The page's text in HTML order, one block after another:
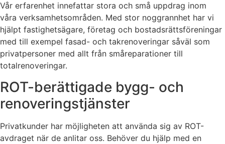
Vår erfarenhet innefattar stora och små uppdrag inom
våra verksamhetsområden. Med stor noggrannhet har vi
hjälpt fastighetsägare, företag och bostadsrättsföreningar
med till exempel fasad- och takrenoveringar såväl som
privatpersoner med allt från småreparationer till
totalrenoveringar.
ROT-berättigade bygg- och
renoveringstjänster
Privatkunder har möjligheten att använda sig av ROT-
avdraget när de anlitar oss. Behöver du hjälp med en